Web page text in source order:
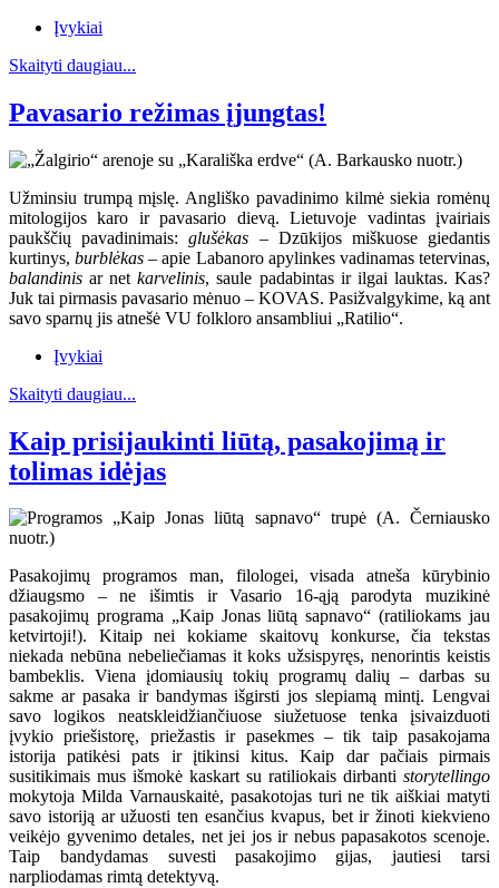
Įvykiai
Skaityti daugiau...
Pavasario režimas įjungtas!
Užminsiu trumpą mįslę. Angliško pavadinimo kilmė siekia romėnų
mitologijos karo ir pavasario dievą. Lietuvoje vadintas įvairiais
paukščių pavadinimais:glušėkas – Dzūkijos miškuose giedantis
kurtinys,burblėkas– apie Labanoro apylinkes vadinamas tetervinas,
balandinisar netkarvelinis, saule padabintas ir ilgai lauktas. Kas?
Juk tai pirmasis pavasario mėnuo – KOVAS. Pasižvalgykime, ką ant
savo sparnų jis atnešė VU folkloro ansambliui „Ratilio“.
Įvykiai
Skaityti daugiau...
Kaip prisijaukinti liūtą, pasakojimą ir
tolimas idėjas
Pasakojimų programos man, filologei, visada atneša kūrybinio
džiaugsmo – ne išimtis ir Vasario 16-ąją parodyta muzikinė
pasakojimų programa „Kaip Jonas liūtą sapnavo“ (ratiliokams jau
ketvirtoji!). Kitaip nei kokiame skaitovų konkurse, čia tekstas
niekada nebūna nebeliečiamas it koks užsispyręs, nenorintis keistis
bambeklis. Viena įdomiausių tokių programų dalių – darbas su
sakme ar pasaka ir bandymas išgirsti jos slepiamą mintį. Lengvai
savo logikos neatskleidžiančiuose siužetuose tenka įsivaizduoti
įvykio priešistorę, priežastis ir pasekmes – tik taip pasakojama
istorija patikėsi pats ir įtikinsi kitus. Kaip dar pačiais pirmais
susitikimais mus išmokė kaskart su ratiliokais dirbanti storytellingo
mokytoja Milda Varnauskaitė, pasakotojas turi ne tik aiškiai matyti
savo istoriją ar užuosti ten esančius kvapus, bet ir žinoti kiekvieno
veikėjo gyvenimo detales, net jei jos ir nebus papasakotos scenoje.
Taip bandydamas suvesti pasakojimo gijas, jautiesi tarsi
narpliodamas rimtą detektyvą.